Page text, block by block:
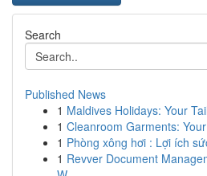
Search
Published News
1 Maldives Holidays: Your
1 Cleanroom Garments:
1 Phòng xông hơi : Lợi ích
1 Revver Document